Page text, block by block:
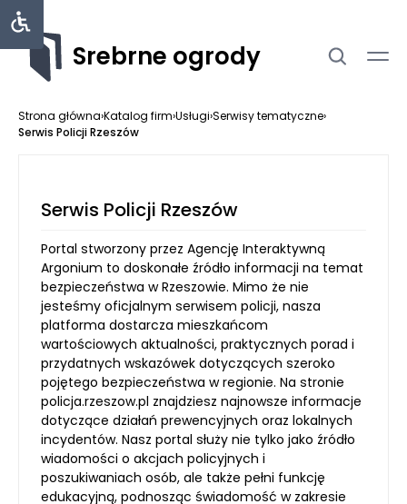
Srebrne ogrody
Strona główna›Katalog firm›Usługi›Serwisy tematyczne›
Serwis Policji Rzeszów
Serwis Policji Rzeszów
Portal stworzony przez Agencję Interaktywną
Argonium to doskonałe źródło informacji na temat
bezpieczeństwa w Rzeszowie. Mimo że nie
jesteśmy oficjalnym serwisem policji, nasza
platforma dostarcza mieszkańcom
wartościowych aktualności, praktycznych porad i
przydatnych wskazówek dotyczących szeroko
pojętego bezpieczeństwa w regionie. Na stronie
policja.rzeszow.pl znajdziesz najnowsze informacje
dotyczące działań prewencyjnych oraz lokalnych
incydentów. Nasz portal służy nie tylko jako źródło
wiadomości o akcjach policyjnych i
poszukiwaniach osób, ale także pełni funkcję
edukacyjną, podnosząc świadomość w zakresie